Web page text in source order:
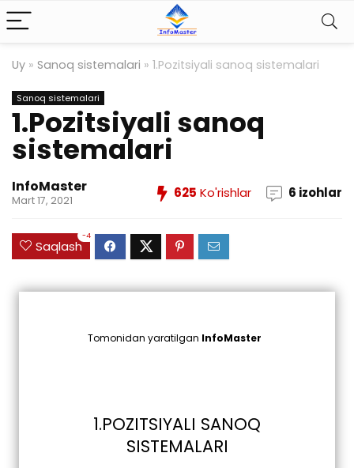
Uy » Sanoq sistemalari » 1.Pozitsiyali sanoq sistemalari
Sanoq sistemalari
1.Pozitsiyali sanoq
sistemalari
InfoMaster
Mart 17, 2021 625 Ko'rishlar 6 izohlar
Saqlash
-4
Tomonidan yaratilgan InfoMaster
1.POZITSIYALI SANOQ
SISTEMALARI